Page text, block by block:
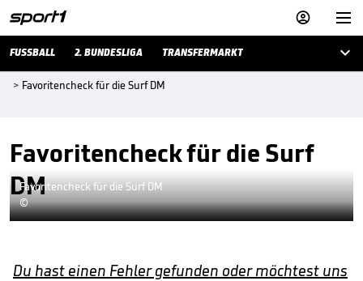


FUSSBALL 2. BUNDESLIGA TRANSFERMARKT 
> Favoritencheck für die Surf DM
Favoritencheck für die Surf
DM
Favoritencheck für die Surf DM
©
Du hast einen Fehler gefunden oder möchtest uns